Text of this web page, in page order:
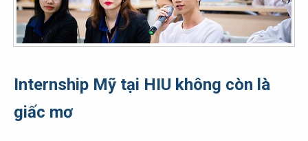
Internship Mỹ tại HIU không còn là
giấc mơ